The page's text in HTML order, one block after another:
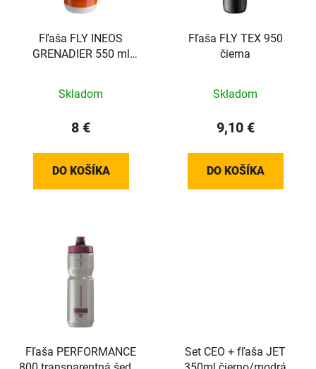
Fľaša FLY INEOS
GRENADIER 550 ml
Skladom
8 €
DO KOŠÍKA
Fľaša FLY TEX 950
čierna
Skladom
9,10 €
DO KOŠÍKA
Fľaša PERFORMANCE
Set CEO + fľaša JET